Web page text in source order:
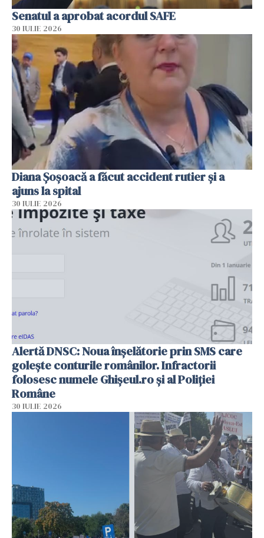
Senatul a aprobat acordul SAFE
30 IULIE 2026
Diana Șoșoacă a făcut accident rutier și a
ajuns la spital
30 IULIE 2026
Alertă DNSC: Noua înșelătorie prin SMS care
golește conturile românilor. Infractorii
folosesc numele Ghișeul.ro și al Poliției
Române
30 IULIE 2026